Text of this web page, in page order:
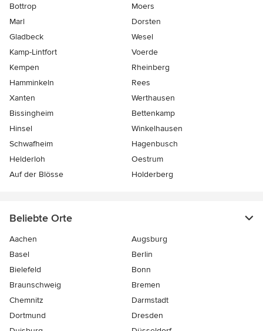
Bottrop
Moers
Marl
Dorsten
Gladbeck
Wesel
Kamp-Lintfort
Voerde
Kempen
Rheinberg
Hamminkeln
Rees
Xanten
Werthausen
Bissingheim
Bettenkamp
Hinsel
Winkelhausen
Schwafheim
Hagenbusch
Helderloh
Oestrum
Auf der Blösse
Holderberg
Beliebte Orte
Aachen
Augsburg
Basel
Berlin
Bielefeld
Bonn
Braunschweig
Bremen
Chemnitz
Darmstadt
Dortmund
Dresden